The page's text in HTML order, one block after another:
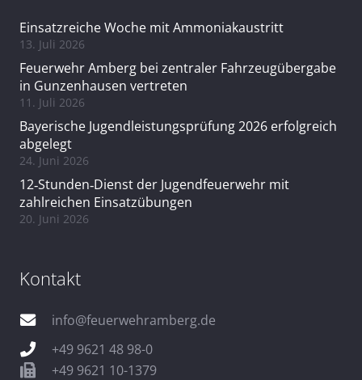
Einsatzreiche Woche mit Ammoniakaustritt
13. Juli 2026
Feuerwehr Amberg bei zentraler Fahrzeugübergabe
in Gunzenhausen vertreten
11. Juli 2026
Bayerische Jugendleistungsprüfung 2026 erfolgreich
abgelegt
24. Juni 2026
12‑Stunden‑Dienst der Jugendfeuerwehr mit
zahlreichen Einsatzübungen
20. Juni 2026
Kontakt
info@feuerwehramberg.de
+49 9621 48 98-0
+49 9621 10-1379